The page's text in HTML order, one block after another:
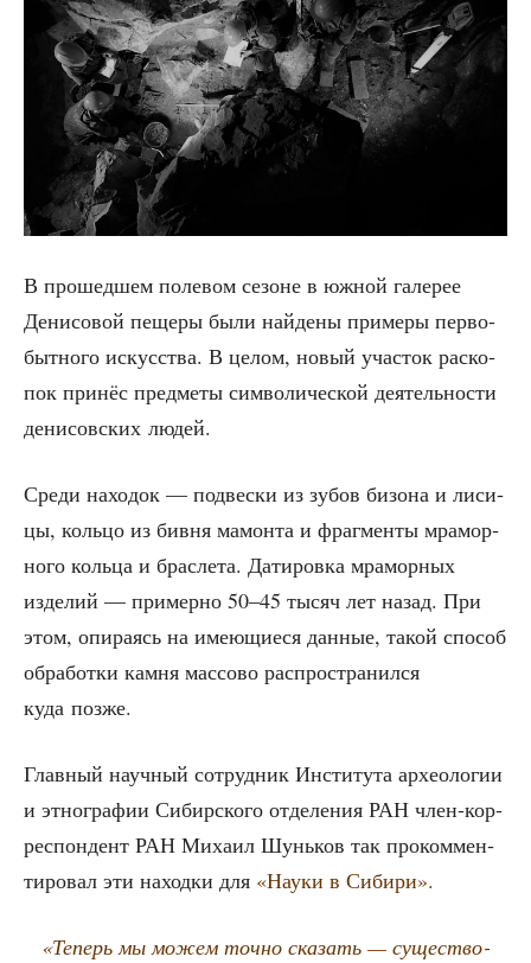
В про­шед­шем поле­вом сезоне в южной гале­рее
Дени­со­вой пеще­ры были най­де­ны при­ме­ры пер­во­
быт­но­го искус­ства. В целом, новый уча­сток рас­ко­
пок при­нёс пред­ме­ты сим­во­ли­че­ской дея­тель­но­сти
дени­сов­ских людей.
Сре­ди нахо­док — под­вес­ки из зубов бизо­на и лиси­
цы, коль­цо из бив­ня мамон­та и фраг­мен­ты мра­мор­
но­го коль­ца и брас­ле­та. Дати­ров­ка мра­мор­ных
изде­лий — при­мер­но 50–45 тысяч лет назад. При
этом, опи­ра­ясь на име­ю­щи­е­ся дан­ные, такой спо­соб
обра­бот­ки кам­ня мас­со­во рас­про­стра­нил­ся
куда позже.
Глав­ный науч­ный сотруд­ник Инсти­ту­та архео­ло­гии
и этно­гра­фии Сибир­ско­го отде­ле­ния РАН член-кор­
ре­спон­дент РАН Миха­ил Шунь­ков так про­ком­мен­
ти­ро­вал эти наход­ки для «Нау­ки в Сибири».
«Теперь мы можем точ­но ска­зать — суще­ство­